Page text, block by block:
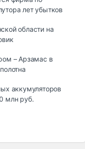
лет убытков
области на
– Арзамас в
аккумуляторов
млн руб.